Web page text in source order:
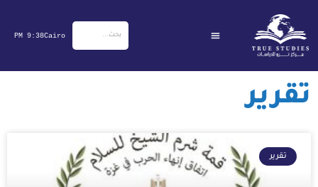
المحتوى
Cairo
9:38 PM
تقرير
تقرير
Page
Page
Page
Page
Page
Page